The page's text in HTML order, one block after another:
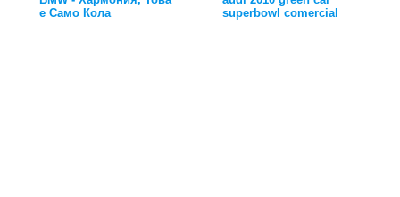
е Само Кола
superbowl comercial